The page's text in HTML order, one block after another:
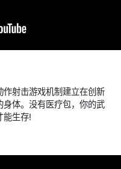
作射击游戏机制建立在创新
体。没有医疗包，你的武
能生存!